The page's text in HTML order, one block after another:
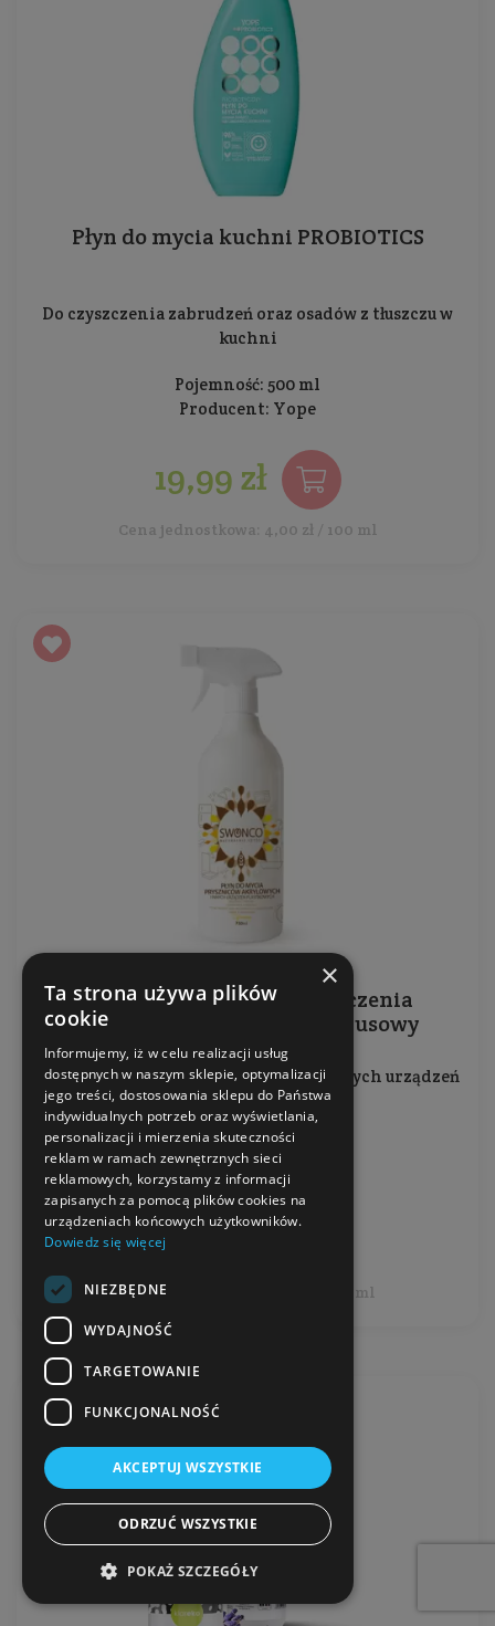
Płyn do mycia kuchni PROBIOTICS
Do czyszczenia zabrudzeń oraz osadów z tłuszczu w
kuchni
Pojemność: 500 ml
Producent: Yope
19,99 zł
Cena jednostkowa: 4,00 zł / 100 ml
Ekologiczny płyn do czyszczenia
kabin prysznicowych - cytrusowy
Do mycia pryszniców akrylowych i innych urządzeń
platikowych
Pojemność: 750 ml
Producent:
Swonco
19,99 zł
Cena jednostkowa: 2,67 zł / 100 ml
×
Ta strona używa plików
cookie
Informujemy, iż w celu realizacji usług
dostępnych w naszym sklepie, optymalizacji
jego treści, dostosowania sklepu do Państwa
indywidualnych potrzeb oraz wyświetlania,
personalizacji i mierzenia skuteczności
reklam w ramach zewnętrznych sieci
reklamowych, korzystamy z informacji
zapisanych za pomocą plików cookies na
urządzeniach końcowych użytkowników.
Dowiedz się więcej
NIEZBĘDNE
WYDAJNOŚĆ
TARGETOWANIE
FUNKCJONALNOŚĆ
AKCEPTUJ WSZYSTKIE
ODRZUĆ WSZYSTKIE
POKAŻ SZCZEGÓŁY